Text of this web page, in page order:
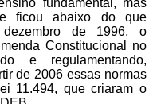
fundamental, mas
ficou abaixo do que
de 1996, o
Constitucional no
e regulamentando,
de 2006 essas normas
11.494, que criaram o